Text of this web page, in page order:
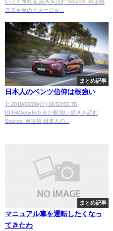
いよく壊れる 続きを読む Source: 車速報
スズキ車のイメージｗ...
まとめ記事
日本人のベンツ信仰は根強い
1: 2019/06/09(日) 06:53:00.78
ID:ISWwov6s0 今だ根強い 続きを読む
Source: 車速報 日本人の...
まとめ記事
マニュアル車を運転したくなっ
てきたわ